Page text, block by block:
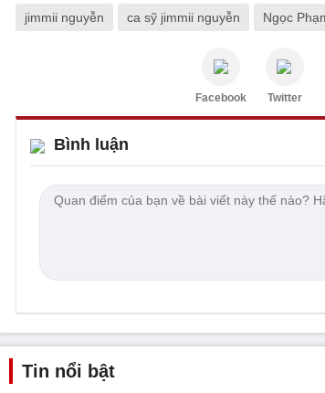
jimmii nguyễn ca sỹ jimmii nguyễn Ngọc
Facebook Twitter
Bình luận
Tin nổi bật